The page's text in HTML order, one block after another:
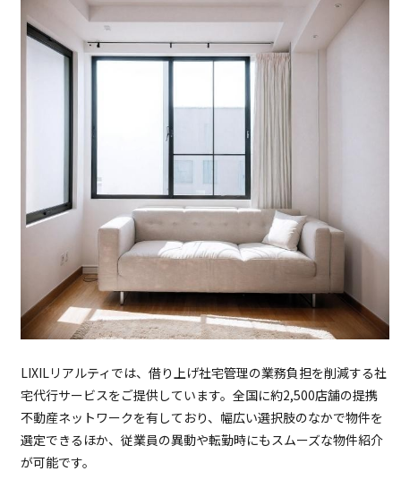
LIXILリアルティでは、借り上げ社宅管理の業務負担を削減する社
宅代行サービスをご提供しています。全国に約2,500店舗の提携
不動産ネットワークを有しており、幅広い選択肢のなかで物件を
選定できるほか、従業員の異動や転勤時にもスムーズな物件紹介
が可能です。